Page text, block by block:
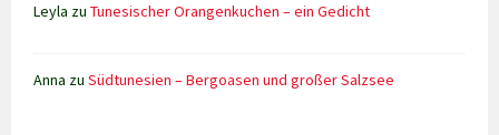
Leyla zuTunesischer Orangenkuchen – ein Gedicht
Anna zuSüdtunesien – Bergoasen und großer Salzsee